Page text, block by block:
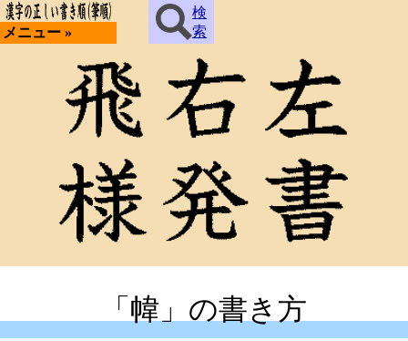
メニュー »
検
索
「幃」の書き方